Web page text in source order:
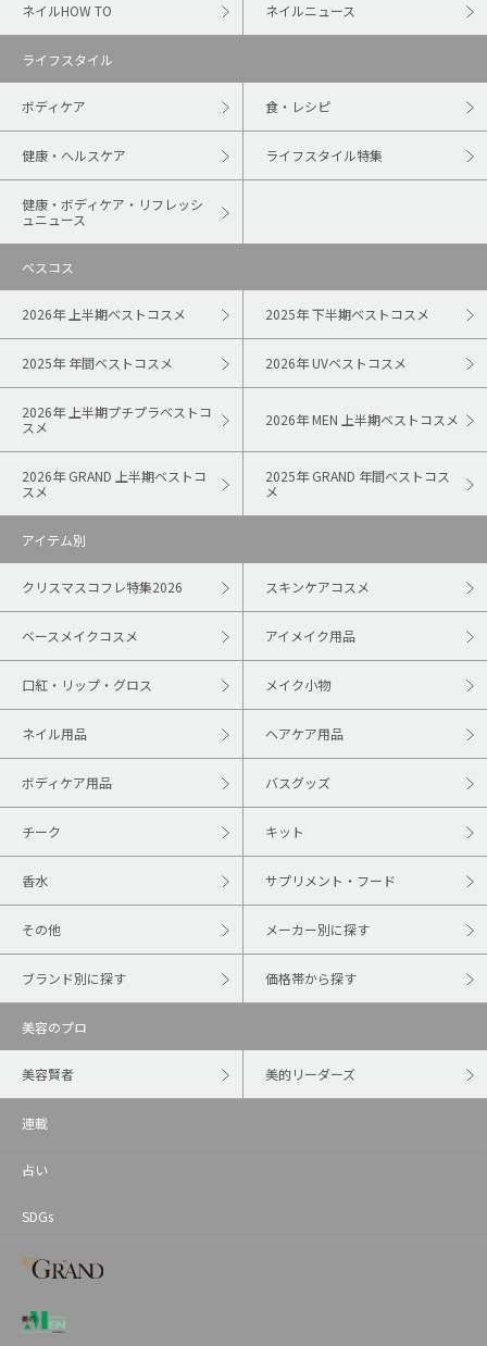
ネイルHOW TO ネイルニュース
ライフスタイル
ボディケア 食・レシピ
健康・ヘルスケア ライフスタイル特集
健康・ボディケア・リフレッシ
ュニュース
ベスコス
2026年 上半期ベストコスメ 2025年 下半期ベストコスメ
2025年 年間ベストコスメ 2026年 UVベストコスメ
2026年 上半期プチプラベストコ
スメ
2026年 MEN 上半期ベストコスメ
2026年 GRAND 上半期ベストコ
スメ
2025年 GRAND 年間ベストコス
メ
アイテム別
クリスマスコフレ特集2026 スキンケアコスメ
ベースメイクコスメ アイメイク用品
口紅・リップ・グロス メイク小物
ネイル用品 ヘアケア用品
ボディケア用品 バスグッズ
チーク キット
香水 サプリメント・フード
その他 メーカー別に探す
ブランド別に探す 価格帯から探す
美容のプロ
美容賢者 美的リーダーズ
連載
占い
SDGs